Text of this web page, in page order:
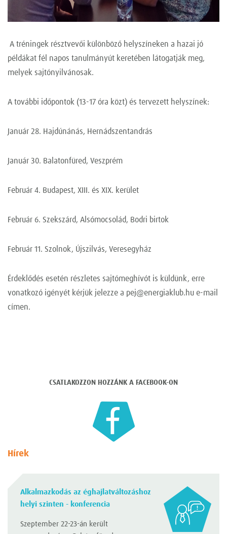
A tréningek résztvevői különböző helyszíneken a hazai jó
példákat fél napos tanulmányút keretében látogatják meg,
melyek sajtónyilvánosak.
A további időpontok (13-17 óra közt) és tervezett helyszínek:
Január 28. Hajdúnánás, Hernádszentandrás
Január 30. Balatonfüred, Veszprém
Február 4. Budapest, XIII. és XIX. kerület
Február 6. Szekszárd, Alsómocsolád, Bodri birtok
Február 11. Szolnok, Újszilvás, Veresegyház
Érdeklődés esetén részletes sajtómeghívót is küldünk, erre
vonatkozó igényét kérjük jelezze a pej@energiaklub.hu e-mail
címen.
CSATLAKOZZON HOZZÁNK A FACEBOOK-ON
Hírek
Alkalmazkodás az éghajlatváltozáshoz
helyi szinten - konferencia
Szeptember 22-23-án került